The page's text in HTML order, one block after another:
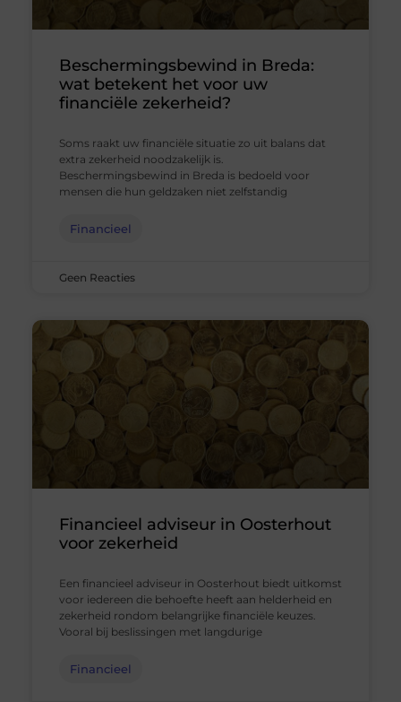
Beschermingsbewind in Breda:
wat betekent het voor uw
financiële zekerheid?
Soms raakt uw financiële situatie zo uit balans dat
extra zekerheid noodzakelijk is.
Beschermingsbewind in Breda is bedoeld voor
mensen die hun geldzaken niet zelfstandig
Financieel
Geen Reacties
Financieel adviseur in Oosterhout
voor zekerheid
Een financieel adviseur in Oosterhout biedt uitkomst
voor iedereen die behoefte heeft aan helderheid en
zekerheid rondom belangrijke financiële keuzes.
Vooral bij beslissingen met langdurige
Financieel